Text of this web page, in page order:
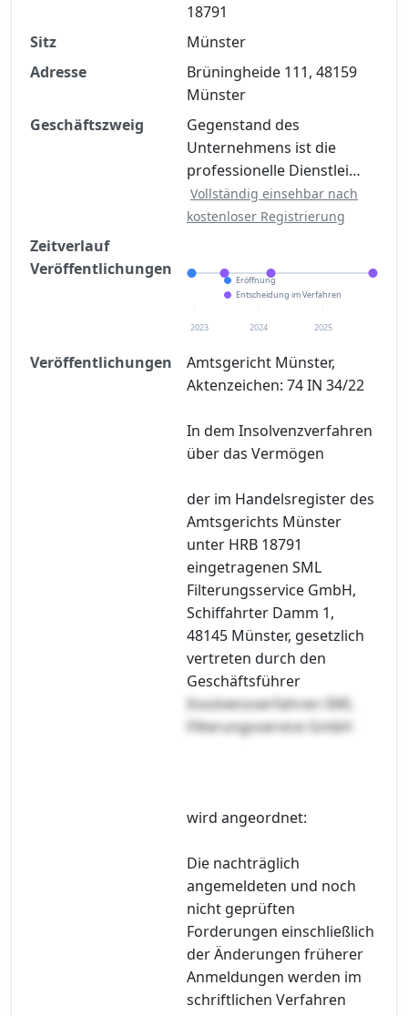
Finanzkennzahlen nach kostenloser
Registrierung verfügbar
Jetzt kostenlos registrieren
18791
Sitz
Münster
Adresse
Brüningheide 111, 48159
Münster
Geschäftszweig
Gegenstand des
Unternehmens ist die
professionelle Dienstlei…
Vollständig einsehbar nach
kostenloser Registrierung
Zeitverlauf
Veröffentlichungen
Eröffnung
Entscheidung im Verfahren
2023 2024 2025
Veröffentlichungen
Amtsgericht Münster,
Aktenzeichen: 74 IN 34/22
In dem Insolvenzverfahren
über das Vermögen
der im Handelsregister des
Amtsgerichts Münster
unter HRB 18791
eingetragenen SML
Filterungsservice GmbH,
Schiffahrter Damm 1,
48145 Münster, gesetzlich
vertreten durch den
Geschäftsführer
Insolvenzverfahren SML
Filterungsservice GmbH
wird angeordnet:
Die nachträglich
angemeldeten und noch
nicht geprüften
Forderungen einschließlich
der Änderungen früherer
Anmeldungen werden im
schriftlichen Verfahren